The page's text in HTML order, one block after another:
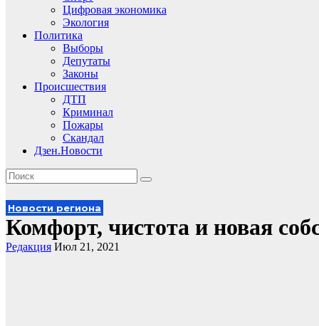
Цифровая экономика
Экология
Политика
Выборы
Депутаты
Законы
Происшествия
ДТП
Криминал
Пожары
Скандал
Дзен.Новости
Новости региона
Комфорт, чистота и новая
Редакция Июл 21, 2021